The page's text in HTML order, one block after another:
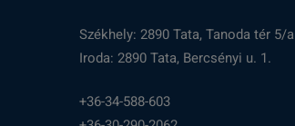
Székhely: 2890 Tata, Tanoda tér 5/a
Iroda: 2890 Tata, Bercsényi u. 1.
+36-34-588-603